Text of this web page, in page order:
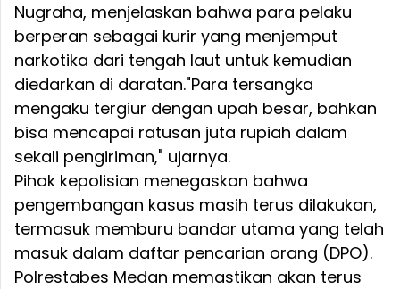
Nugraha, menjelaskan bahwa para pelaku
berperan sebagai kurir yang menjemput
narkotika dari tengah laut untuk kemudian
diedarkan di daratan."Para tersangka
mengaku tergiur dengan upah besar, bahkan
bisa mencapai ratusan juta rupiah dalam
sekali pengiriman," ujarnya.
Pihak kepolisian menegaskan bahwa
pengembangan kasus masih terus dilakukan,
termasuk memburu bandar utama yang telah
masuk dalam daftar pencarian orang (DPO).
Polrestabes Medan memastikan akan terus